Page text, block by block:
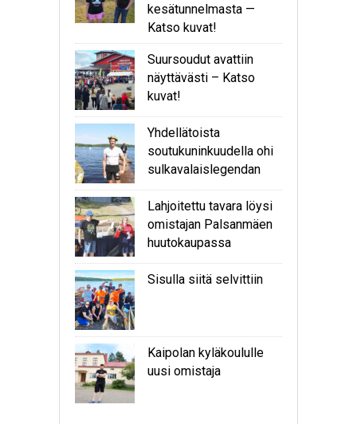
kesätunnelmasta —
Katso kuvat!
Suursoudut avattiin
näyttävästi – Katso
kuvat!
Yhdellätoista
soutukuninkuudella ohi
sulkavalaislegendan
Lahjoitettu tavara löysi
omistajan Palsanmäen
huutokaupassa
Sisulla siitä selvittiin
Kaipolan kyläkoululle
uusi omistaja